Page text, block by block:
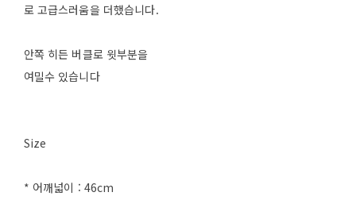
로 고급스러움을 더했습니다.
안쪽 히든 버클로 윗부분을
여밀수 있습니다
Size
* 어깨넓이 : 46cm